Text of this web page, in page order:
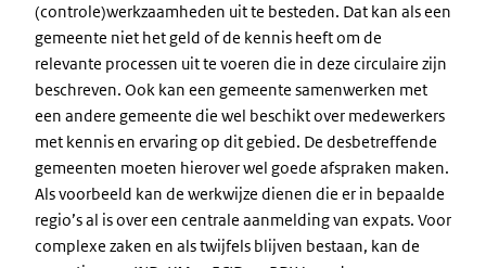
(controle)werkzaamheden uit te besteden. Dat kan als een
gemeente niet het geld of de kennis heeft om de
relevante processen uit te voeren die in deze circulaire zijn
beschreven. Ook kan een gemeente samenwerken met
een andere gemeente die wel beschikt over medewerkers
met kennis en ervaring op dit gebied. De desbetreffende
gemeenten moeten hierover wel goede afspraken maken.
Als voorbeeld kan de werkwijze dienen die er in bepaalde
regio’s al is over een centrale aanmelding van expats. Voor
complexe zaken en als twijfels blijven bestaan, kan de